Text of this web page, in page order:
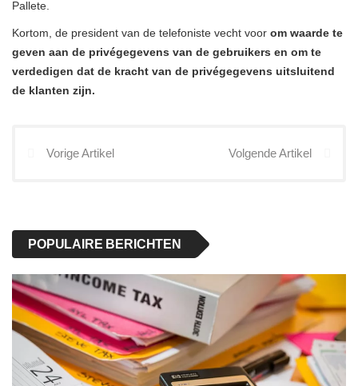
Pallete.
Kortom, de president van de telefoniste vecht voor om waarde te
geven aan de privégegevens van de gebruikers en om te
verdedigen dat de kracht van de privégegevens uitsluitend
de klanten zijn.
Vorige Artikel Volgende Artikel
POPULAIRE BERICHTEN